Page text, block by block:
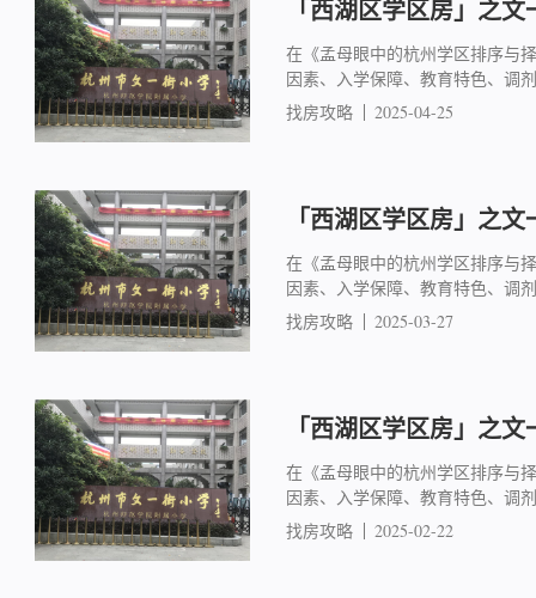
「西湖区学区房」之
在《孟母眼中的杭州学区排序与
因素、入学保障、教育特色、调
找房攻略
2025-04-25
「西湖区学区房」之
在《孟母眼中的杭州学区排序与
因素、入学保障、教育特色、调
找房攻略
2025-03-27
「西湖区学区房」之
在《孟母眼中的杭州学区排序与
因素、入学保障、教育特色、调
找房攻略
2025-02-22